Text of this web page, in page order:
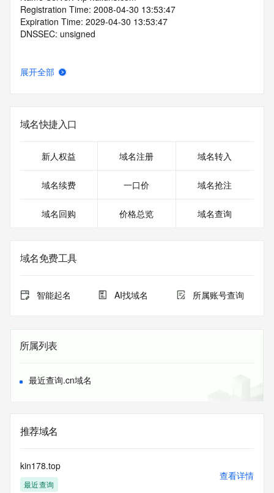
Registration Time: 2008-04-30 13:53:47
Expiration Time: 2029-04-30 13:53:47
DNSSEC: unsigned
展开全部
域名快捷入口
新人权益 域名注册 域名转入
域名续费 一口价 域名抢注
域名回购 价格总览 域名查询
域名免费工具
智能起名 AI找域名 所属账号查询
所属列表
最近查询.cn域名
推荐域名
kin178.top
最近查询
查看详情